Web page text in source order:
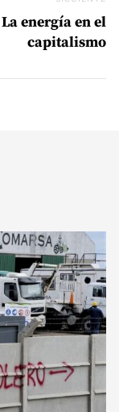
energía en el
capitalismo